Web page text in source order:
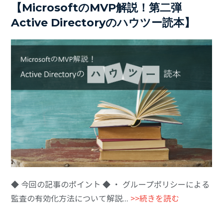
【MicrosoftのMVP解説！第二弾
Active Directoryのハウツー読本】
◆ 今回の記事のポイント ◆ ・ グループポリシーによる
監査の有効化方法について解説... >>続きを読む